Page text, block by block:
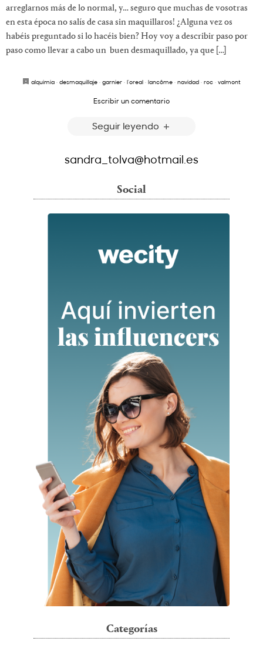
arreglarnos más de lo normal, y… seguro que muchas de vosotras
en esta época no salís de casa sin maquillaros! ¿Alguna vez os
habéis preguntado si lo hacéis bien? Hoy voy a describir paso por
paso como llevar a cabo un buen desmaquillado, ya que […]
alquimia · desmaquillaje · garnier · l’oreal · lancôme · navidad · roc · valmont
Escribir un comentario
Seguir leyendo
sandra_tolva@hotmail.es
Social
Categorías